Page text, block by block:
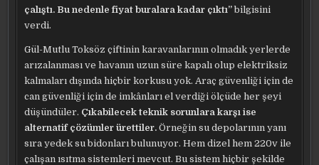
çalıştı. Bu nedenle fiyat buralara kadar çıktı”bilgisini
verdi.
Gül-Mutlu Toksöz çiftinin karavanlarının olmadık yerlerde
arızalanması ve havanın uzun süre kapalı olup elektriksiz
kalmaları dışında hiçbir korkusu yok. Araç güvenliği için de
can güvenliği için de imkânları el verdiği ölçüde her şeyi
düşündüler. Çıkabilecek teknik sorunlara karşı ise
alternatif çözümler ürettiler. Örneğin su depolarının yanı
sıra yedek su bidonları bulunuyor. Hem dizel hem 220v ile
çalışan ısıtma sistemleri mevcut. Bu sistem hiçbir şekilde